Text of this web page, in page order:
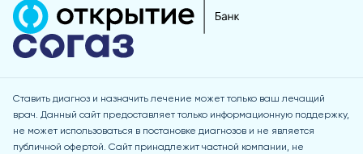
Ставить диагноз и назначить лечение может только ваш лечащий
врач. Данный сайт предоставляет только информационную поддержку,
не может использоваться в постановке диагнозов и не является
публичной офертой. Сайт принадлежит частной компании, не